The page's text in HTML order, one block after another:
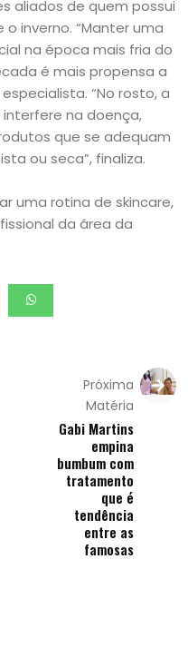
aliados de quem possui
inverno. “Manter uma
na época mais fria do
é mais propensa a
“No rosto, a
na doença,
que se adequam
ou seca”, finaliza.
uma rotina de skincare,
da área da
Próxima
Matéria
Gabi Martins
empina
bumbum com
tratamento
que é
tendência
entre as
famosas